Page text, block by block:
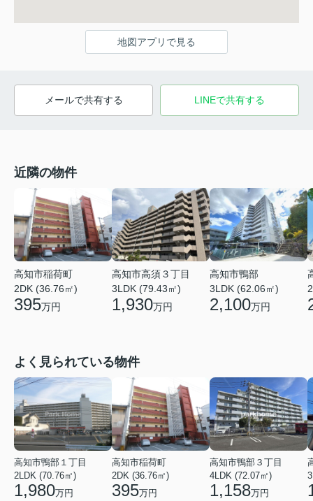
地図アプリで見る
メールで共有する LINEで共有する
近隣の物件
高知市稲荷町
2DK (36.76㎡)
395万円
高知市高須３丁目
3LDK (79.43㎡)
1,930万円
高知市鴨部
3LDK (62.06㎡)
2,100万円
よく見られている物件
高知市鴨部１丁目
2LDK (70.76㎡)
1,980万円
高知市稲荷町
2DK (36.76㎡)
395万円
高知市鴨部３丁目
4LDK (72.07㎡)
1,158万円